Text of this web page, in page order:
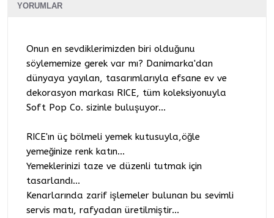
YORUMLAR
Onun en sevdiklerimizden biri olduğunu
söylememize gerek var mı? Danimarka'dan
dünyaya yayılan, tasarımlarıyla efsane ev ve
dekorasyon markası RICE, tüm koleksiyonuyla
Soft Pop Co. sizinle buluşuyor...
RICE'ın üç bölmeli yemek kutusuyla,öğle
yemeğinize renk katın...
Yemeklerinizi taze ve düzenli tutmak için
tasarlandı...
Kenarlarında zarif işlemeler bulunan bu sevimli
servis matı, rafyadan üretilmiştir...